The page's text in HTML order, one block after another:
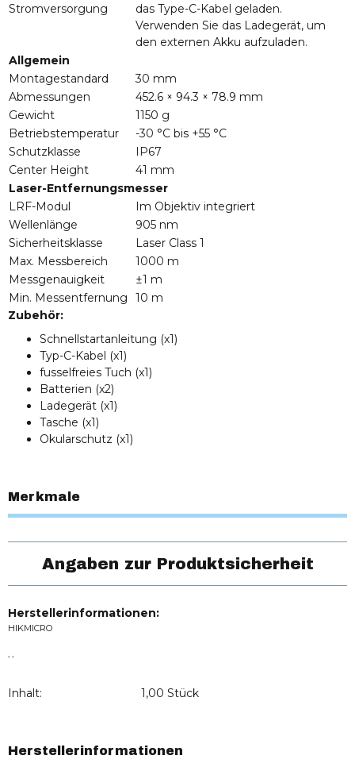
Stromversorgung
das Type-C-Kabel geladen.
Verwenden Sie das Ladegerät, um
den externen Akku aufzuladen.
Allgemein
Montagestandard
30 mm
Abmessungen
452.6 × 94.3 × 78.9 mm
Gewicht
1150 g
Betriebstemperatur
-30 °C bis +55 °C
Schutzklasse
IP67
Center Height
41 mm
Laser-Entfernungsmesser
LRF-Modul
Im Objektiv integriert
Wellenlänge
905 nm
Sicherheitsklasse
Laser Class 1
Max. Messbereich
1000 m
Messgenauigkeit
±1 m
Min. Messentfernung
10 m
Zubehör:
Schnellstartanleitung (x1)
Typ-C-Kabel (x1)
fusselfreies Tuch (x1)
Batterien (x2)
Ladegerät (x1)
Tasche (x1)
Okularschutz (x1)
Merkmale
Angaben zur Produktsicherheit
Herstellerinformationen:
HIKMICRO
Inhalt: 1,00 Stück
Herstellerinformationen